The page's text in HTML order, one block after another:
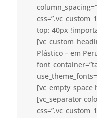
top: 40px
Plástico – em
[vc_empty_space
[vc_separator